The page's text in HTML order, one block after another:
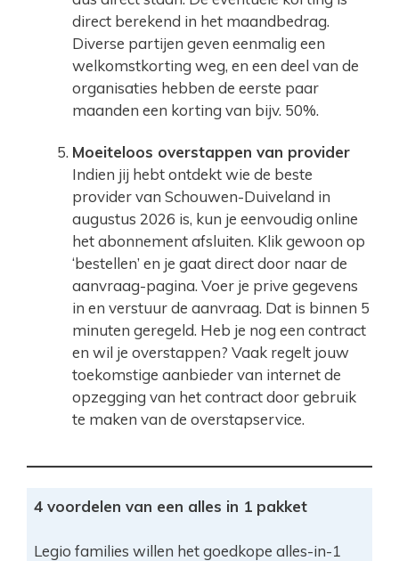
direct berekend in het maandbedrag.
Diverse partijen geven eenmalig een
welkomstkorting weg, en een deel van de
organisaties hebben de eerste paar
maanden een korting van bijv. 50%.
Moeiteloos overstappen van provider
Indien jij hebt ontdekt wie de beste
provider van Schouwen-Duiveland in
augustus 2026 is, kun je eenvoudig online
het abonnement afsluiten. Klik gewoon op
‘bestellen’ en je gaat direct door naar de
aanvraag-pagina. Voer je prive gegevens
in en verstuur de aanvraag. Dat is binnen 5
minuten geregeld. Heb je nog een contract
en wil je overstappen? Vaak regelt jouw
toekomstige aanbieder van internet de
opzegging van het contract door gebruik
te maken van de overstapservice.
4 voordelen van een alles in 1 pakket
Legio families willen het goedkope alles-in-1